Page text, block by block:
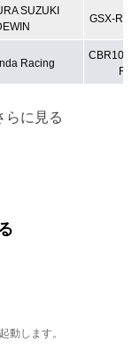
SUZUKI
GSX-
Racing
R
らに見る
動します。